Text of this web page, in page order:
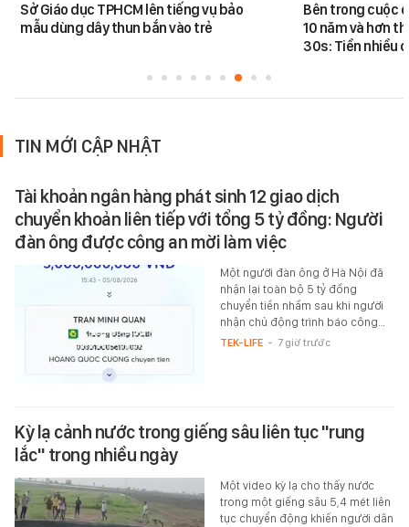
Sở Giáo dục TPHCM lên tiếng vụ bảo
mẫu dùng dây thun bắn vào trẻ
Bên trong cuộc
10 năm và hơn
30s: Tiền nhiều
TIN MỚI CẬP NHẬT
Tài khoản ngân hàng phát sinh 12 giao dịch
chuyển khoản liên tiếp với tổng 5 tỷ đồng: Người
đàn ông được công an mời làm việc
Một người đàn ông ở Hà Nội đã
nhận lại toàn bộ 5 tỷ đồng
chuyển tiền nhầm sau khi người
nhận chủ động trình báo công…
TEK-LIFE - 7 giờ trước
Kỳ lạ cảnh nước trong giếng sâu liên tục "rung
lắc" trong nhiều ngày
Một video kỳ lạ cho thấy nước
trong một giếng sâu 5,4 mét liên
tục chuyển động khiến người dân